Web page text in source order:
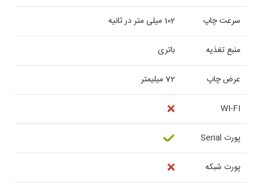
سرعت چاپ 102 میلی متر در ثانیه
منبع تغذیه باتری
عرض چاپ 72 میلیمتر
WI-FI
پورت Serial
پورت شبکه